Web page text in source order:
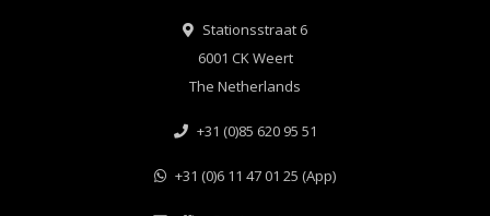
Stationsstraat 6
6001 CK Weert
The Netherlands
+31 (0)85 620 95 51
+31 (0)6 11 47 01 25 (App)